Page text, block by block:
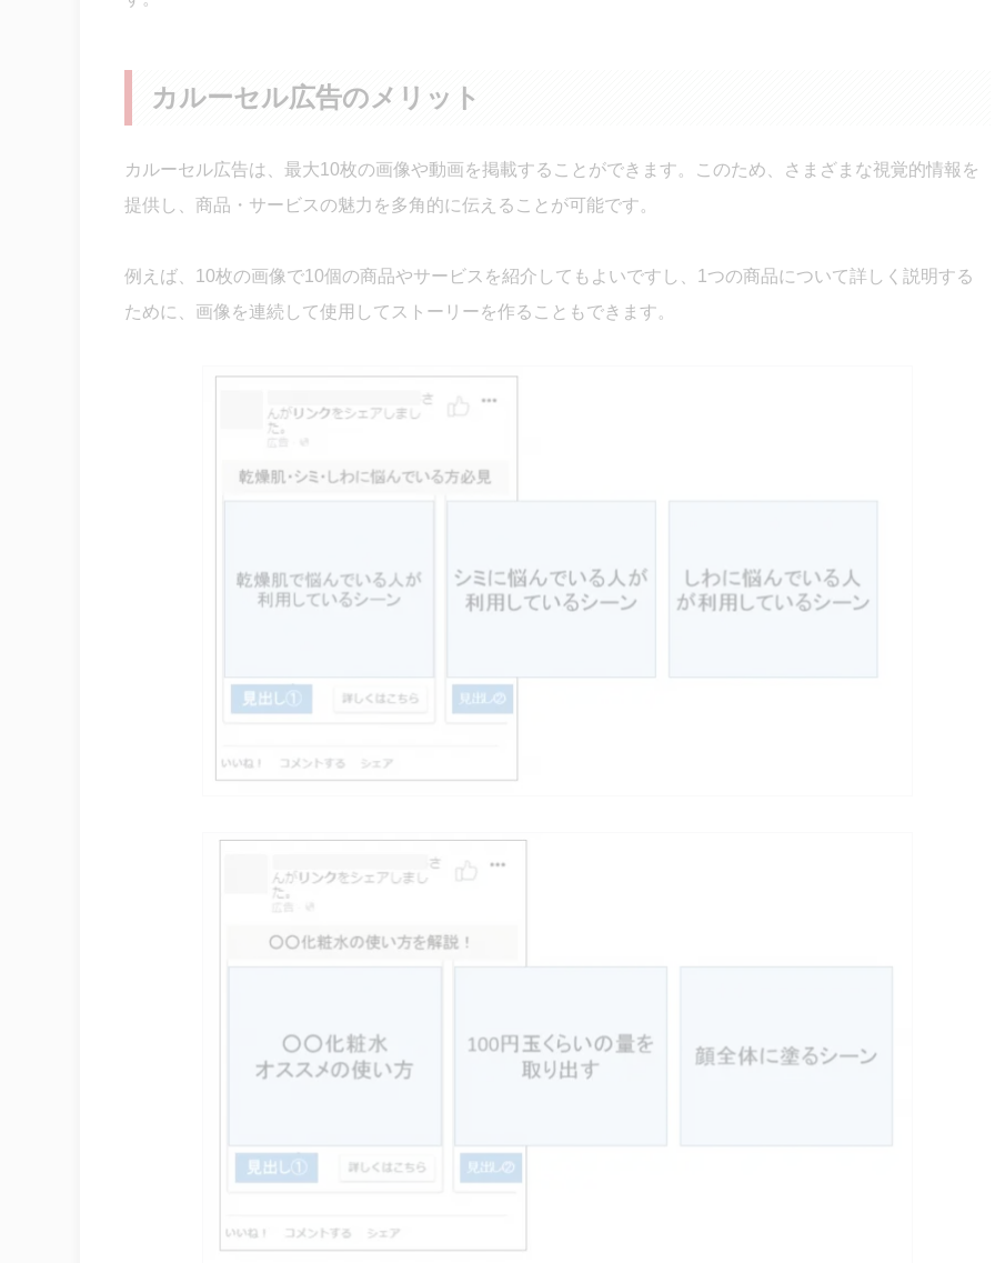
カルーセル広告のメリット
カルーセル広告は、最大10枚の画像や動画を掲載することができます。このため、さまざまな視覚的情報を
提供し、商品・サービスの魅力を多角的に伝えることが可能です。
例えば、10枚の画像で10個の商品やサービスを紹介してもよいですし、1つの商品について詳しく説明する
ために、画像を連続して使用してストーリーを作ることもできます。